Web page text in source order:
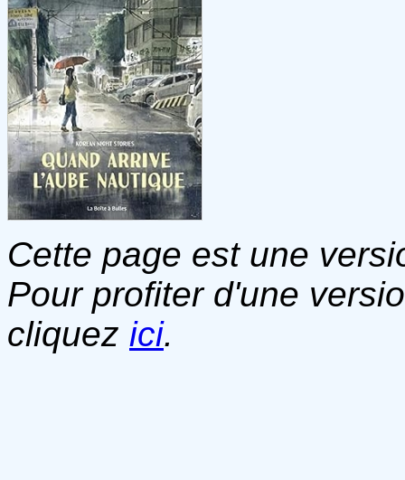
Cette page est une
Pour profiter d'une
cliquez ici.